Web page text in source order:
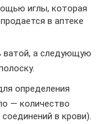
иглы, которая
в аптеке
ватой, а следующую
определения
— количество
в крови).